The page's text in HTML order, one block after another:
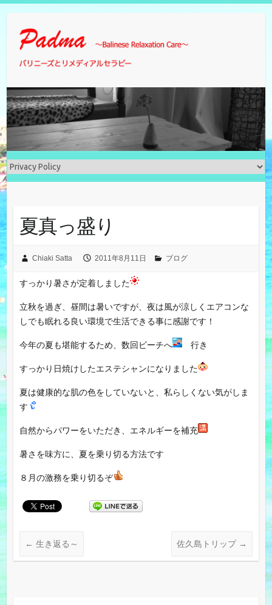
content
夏真っ盛り
Chiaki Satta 2011年8月11日 ブログ
すっかり暑さが定着しました
立秋を過ぎ、昼間は暑いですが、夜は風が涼しくエアコンな
しでも眠れる良い環境で生活できる事に感謝です！
今年の夏も堪能するため、数回ビーチへ 行き
すっかり日焼けしたエステシャンになりました
夏は健康的な肌の色をしていないと、私らしくない気がしま
す
自然からパワーをいただき、エネルギーを補充
暑さを味方に、夏を乗り切る方法です
８月の激務を乗り切るぞ
← 生き返る～ 佐久島トリップ →